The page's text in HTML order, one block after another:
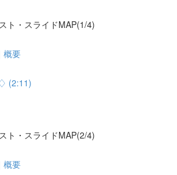
ト・スライドMAP(1/4)
概要
(2:11)
ト・スライドMAP(2/4)
概要